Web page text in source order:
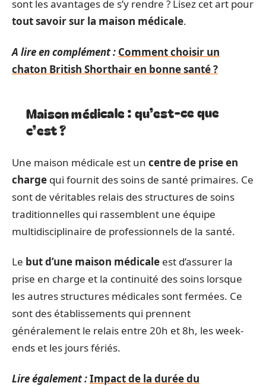
sont les avantages de s’y rendre ? Lisez cet art pour
tout savoir sur la maison médicale.
A lire en complément : Comment choisir un
chaton British Shorthair en bonne santé ?
Maison médicale : qu’est-ce que
c’est ?
Une maison médicale est un centre de prise en
charge qui fournit des soins de santé primaires. Ce
sont de véritables relais des structures de soins
traditionnelles qui rassemblent une équipe
multidisciplinaire de professionnels de la santé.
Le but d’une maison médicale est d’assurer la
prise en charge et la continuité des soins lorsque
les autres structures médicales sont fermées. Ce
sont des établissements qui prennent
généralement le relais entre 20h et 8h, les week-
ends et les jours fériés.
Lire également :Impact de la durée du